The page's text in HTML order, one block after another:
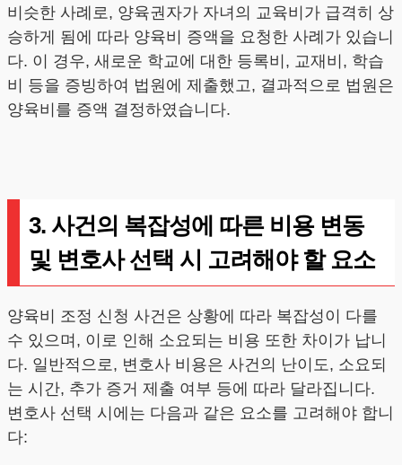
비슷한 사례로, 양육권자가 자녀의 교육비가 급격히 상
승하게 됨에 따라 양육비 증액을 요청한 사례가 있습니
다. 이 경우, 새로운 학교에 대한 등록비, 교재비, 학습
비 등을 증빙하여 법원에 제출했고, 결과적으로 법원은
양육비를 증액 결정하였습니다.
3. 사건의 복잡성에 따른 비용 변동
및 변호사 선택 시 고려해야 할 요소
양육비 조정 신청 사건은 상황에 따라 복잡성이 다를
수 있으며, 이로 인해 소요되는 비용 또한 차이가 납니
다. 일반적으로, 변호사 비용은 사건의 난이도, 소요되
는 시간, 추가 증거 제출 여부 등에 따라 달라집니다.
변호사 선택 시에는 다음과 같은 요소를 고려해야 합니
다: